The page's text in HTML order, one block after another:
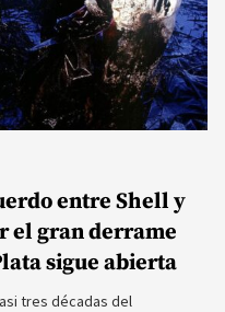
entre Shell y
el gran derrame
sigue abierta
tres décadas del